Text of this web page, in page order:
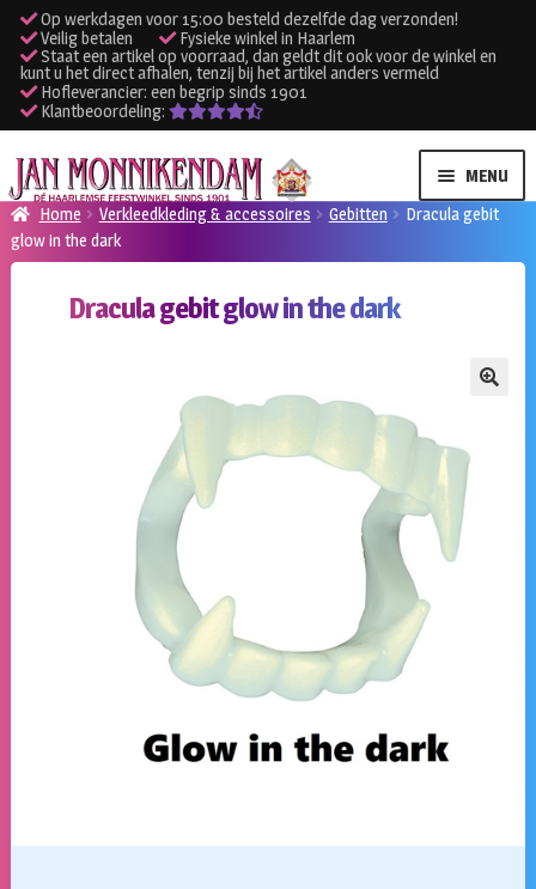
Op werkdagen voor 15:00 besteld dezelfde dag verzonden!
Veilig betalen
Fysieke winkel in Haarlem
Staat een artikel op voorraad, dan geldt dit ook voor de winkel en
kunt u het direct afhalen, tenzij bij het artikel anders vermeld
Hofleverancier: een begrip sinds 1901
Klantbeoordeling:
Ga
door
naar
navigatie
Ga
naar
de
inhoud
MENU
Verhuur kleding
Verhuur apparatuur
Klantenservice
Inloggen
Home Verkleedkleding & accessoires Gebitten
Dracula gebit
glow in the dark
Dracula gebit glow in the dark